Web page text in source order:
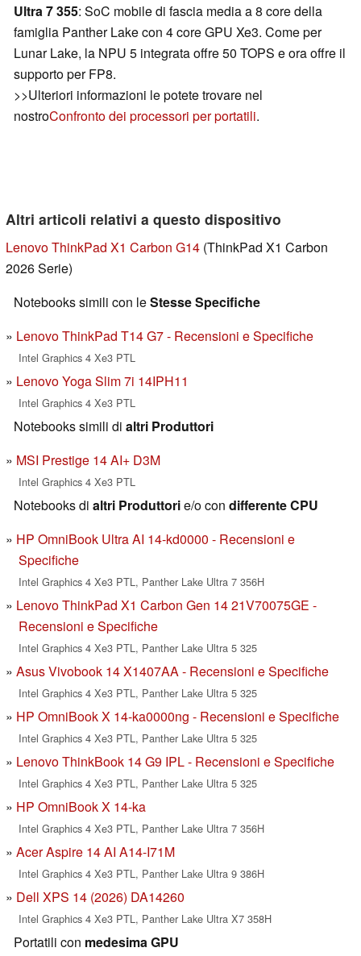
Ultra 7 355: SoC mobile di fascia media a 8 core della
famiglia Panther Lake con 4 core GPU Xe3. Come per
Lunar Lake, la NPU 5 integrata offre 50 TOPS e ora offre il
supporto per FP8.
>>Ulteriori informazioni le potete trovare nel
nostroConfronto dei processori per portatili.
Altri articoli relativi a questo dispositivo
Lenovo ThinkPad X1 Carbon G14 (ThinkPad X1 Carbon
2026 Serie)
Notebooks simili con leStesse Specifiche
Lenovo ThinkPad T14 G7 - Recensioni e Specifiche
Intel Graphics 4 Xe3 PTL
Lenovo Yoga Slim 7i 14IPH11
Intel Graphics 4 Xe3 PTL
Notebooks simili di altri Produttori
MSI Prestige 14 AI+ D3M
Intel Graphics 4 Xe3 PTL
Notebooks di altri Produttorie/o con differente CPU
HP OmniBook Ultra AI 14-kd0000 - Recensioni e
Specifiche
Intel Graphics 4 Xe3 PTL, Panther Lake Ultra 7 356H
Lenovo ThinkPad X1 Carbon Gen 14 21V70075GE -
Recensioni e Specifiche
Intel Graphics 4 Xe3 PTL, Panther Lake Ultra 5 325
Asus Vivobook 14 X1407AA - Recensioni e Specifiche
Intel Graphics 4 Xe3 PTL, Panther Lake Ultra 5 325
HP OmniBook X 14-ka0000ng - Recensioni e Specifiche
Intel Graphics 4 Xe3 PTL, Panther Lake Ultra 5 325
Lenovo ThinkBook 14 G9 IPL - Recensioni e Specifiche
Intel Graphics 4 Xe3 PTL, Panther Lake Ultra 5 325
HP OmniBook X 14-ka
Intel Graphics 4 Xe3 PTL, Panther Lake Ultra 7 356H
Acer Aspire 14 AI A14-I71M
Intel Graphics 4 Xe3 PTL, Panther Lake Ultra 9 386H
Dell XPS 14 (2026) DA14260
Intel Graphics 4 Xe3 PTL, Panther Lake Ultra X7 358H
Portatili con medesima GPU